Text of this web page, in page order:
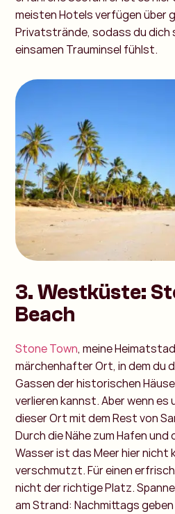
meisten Hotels verfügen über
Privatstrände, sodass du dich
einsamen Trauminsel fühlst.
3.Westküste:
Beach
Stone Town, meine
märchenhafter Ort, in dem du
Gassen der historischen
verlieren kannst. Aber wenn es
dieser Ort mit dem Rest von
Durch die Nähe zum Hafen
Wasser ist das Meer hier nicht
verschmutzt. Für einen
nicht der richtige Platz.
am Strand: Nachmittags geben